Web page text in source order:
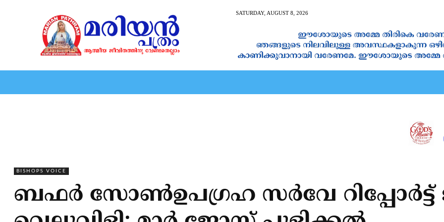
SATURDAY, AUGUST 8, 2026
BISHOPS VOICE
ബഫര്‍ സോണ്‍ഉപഗ്രഹ സര്‍വേ